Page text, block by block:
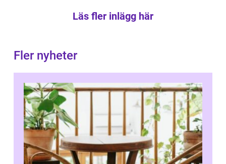
Läs fler inlägg här
Fler nyheter